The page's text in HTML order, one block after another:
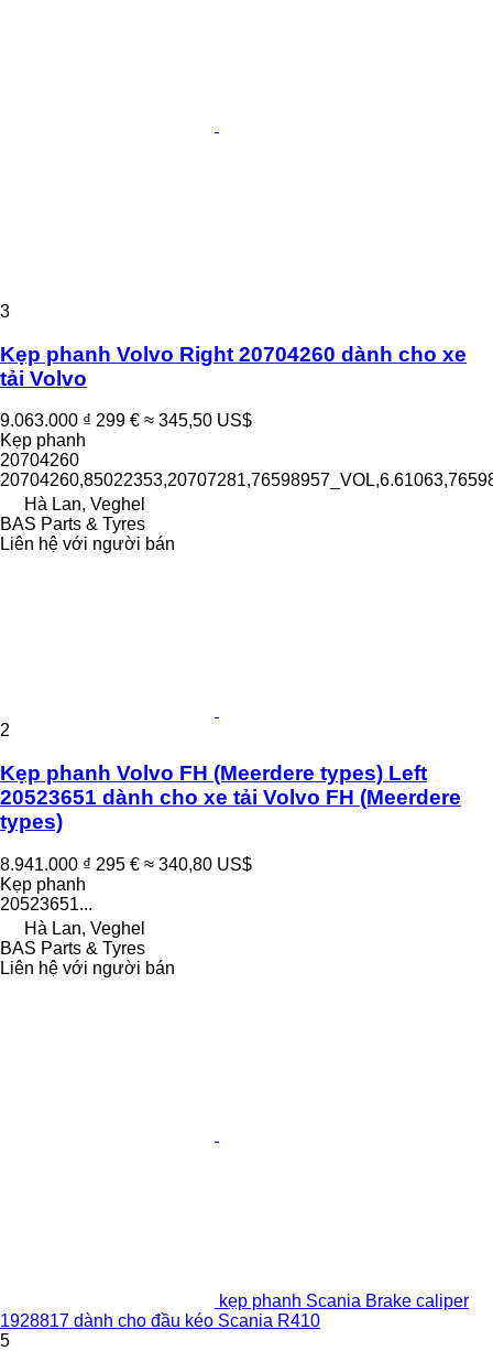
3
Kẹp phanh Volvo Right 20704260 dành cho xe
tải Volvo
9.063.000 ₫ 299 € ≈ 345,50 US$
Kẹp phanh
20704260
Hà Lan, Veghel
BAS Parts & Tyres
Liên hệ với người bán
2
Kẹp phanh Volvo FH (Meerdere types) Left
20523651 dành cho xe tải Volvo FH (Meerdere
types)
8.941.000 ₫ 295 € ≈ 340,80 US$
Kẹp phanh
20523651...
Hà Lan, Veghel
BAS Parts & Tyres
Liên hệ với người bán
kẹp phanh Scania Brake caliper
1928817 dành cho đầu kéo Scania R410
5